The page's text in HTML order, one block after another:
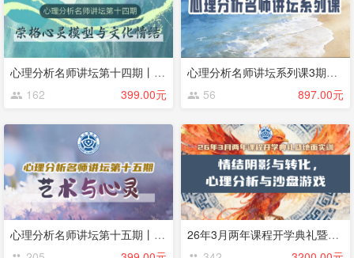
心理分析名师讲坛第十四期丨荣格心灵模型与文化情结丨Thomas Singer（大师系列课程）
162
399.00元
心理分析名师讲坛系列课3期联报（任选3期）
56
897.00元
心理分析名师讲坛第十五期丨艺术与心灵：运用“三层交互系统模型”的临床实践丨LindaCarter
26年3月两年课程开学典礼暨地面实训